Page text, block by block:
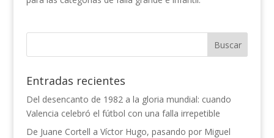
Entradas recientes
Del desencanto de 1982 a la gloria mundial: cuando
Valencia celebró el fútbol con una falla irrepetible
De Juane Cortell a Víctor Hugo, pasando por Miguel